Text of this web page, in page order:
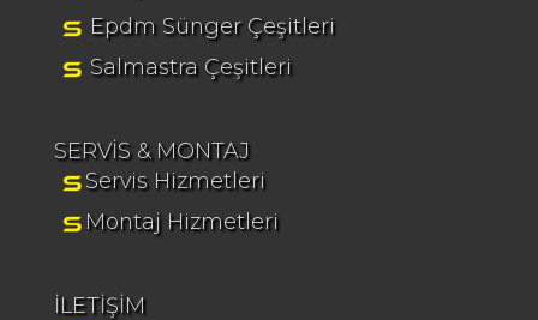
Epdm Sünger Çeşitleri
Salmastra Çeşitleri
SERVİS & MONTAJ
Servis Hizmetleri
Montaj Hizmetleri
İLETİŞİM